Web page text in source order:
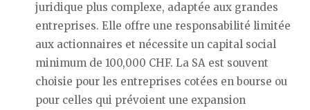
juridique plus complexe, adaptée aux grandes
entreprises. Elle offre une responsabilité limitée
aux actionnaires et nécessite un capital social
minimum de 100,000 CHF. La SA est souvent
choisie pour les entreprises cotées en bourse ou
pour celles qui prévoient une expansion